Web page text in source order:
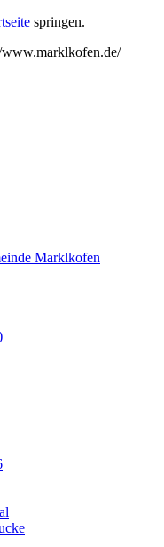
springen.